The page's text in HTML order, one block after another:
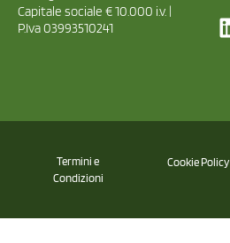
Capitale sociale € 10.000 i.v. |
P.Iva 03993510241
Termini e
Condizioni
Cookie Policy